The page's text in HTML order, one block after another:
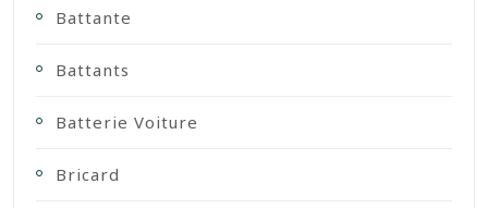
Battante
Battants
Batterie Voiture
Bricard